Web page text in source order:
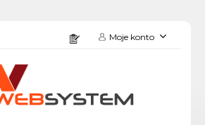
Moje konto